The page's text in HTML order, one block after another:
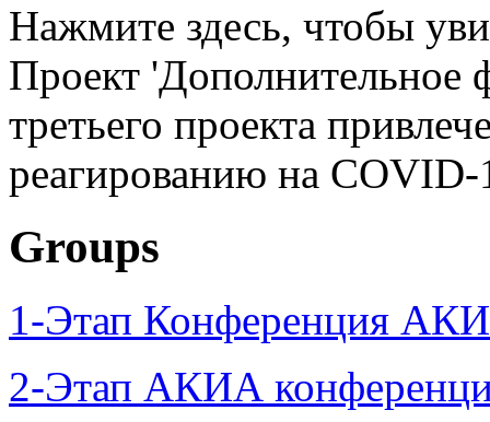
Нажмите здесь, чтобы
Проект 'Дополнительное
третьего проекта
реагированию на COVID-
Groups
1-Этап Конференция
2-Этап АКИА